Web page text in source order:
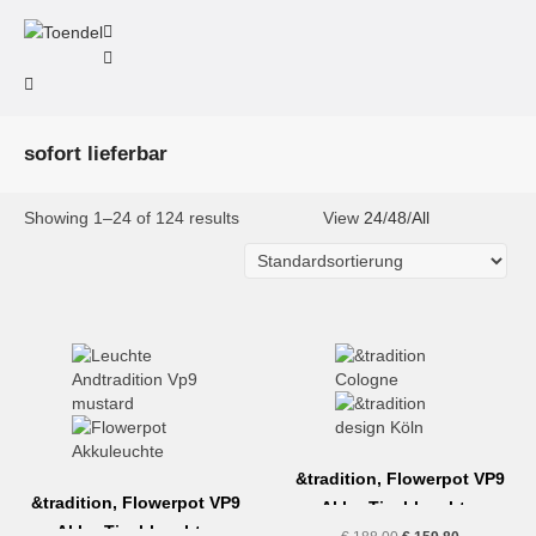
sofort lieferbar
Showing 1–24 of 124 results View 24/48/All
&tradition, Flowerpot VP9
Akku-Tischleuchte,
&tradition, Flowerpot VP9
Akku-Tischleuchte,